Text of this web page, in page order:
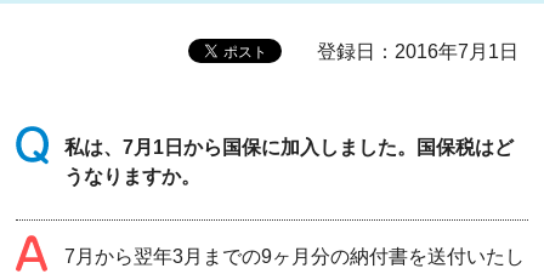
登録日：2016年7月1日
私は、7月1日から国保に加入しました。国保税はど
うなりますか。
7月から翌年3月までの9ヶ月分の納付書を送付いたし